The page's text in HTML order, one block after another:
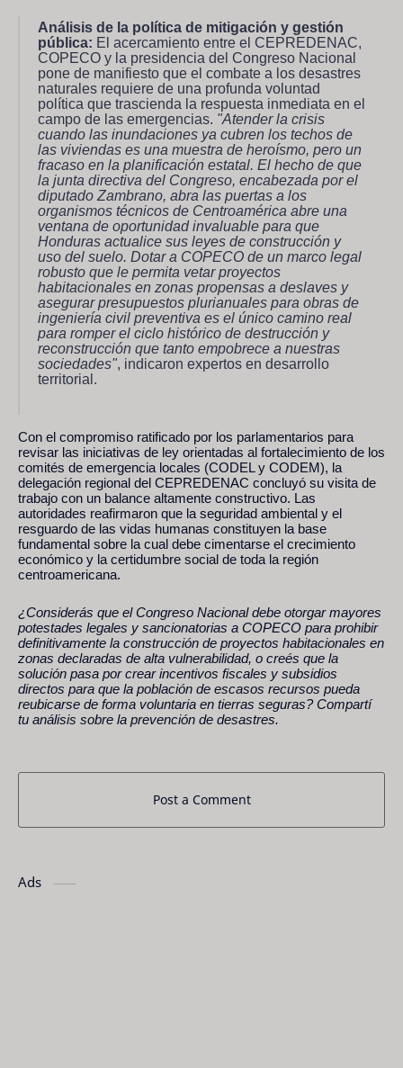
Análisis de la política de mitigación y gestión
pública: El acercamiento entre el CEPREDENAC,
COPECO y la presidencia del Congreso Nacional
pone de manifiesto que el combate a los desastres
naturales requiere de una profunda voluntad
política que trascienda la respuesta inmediata en el
campo de las emergencias. "Atender la crisis
cuando las inundaciones ya cubren los techos de
las viviendas es una muestra de heroísmo, pero un
fracaso en la planificación estatal. El hecho de que
la junta directiva del Congreso, encabezada por el
diputado Zambrano, abra las puertas a los
organismos técnicos de Centroamérica abre una
ventana de oportunidad invaluable para que
Honduras actualice sus leyes de construcción y
uso del suelo. Dotar a COPECO de un marco legal
robusto que le permita vetar proyectos
habitacionales en zonas propensas a deslaves y
asegurar presupuestos plurianuales para obras de
ingeniería civil preventiva es el único camino real
para romper el ciclo histórico de destrucción y
reconstrucción que tanto empobrece a nuestras
sociedades", indicaron expertos en desarrollo
territorial.
Con el compromiso ratificado por los parlamentarios para
revisar las iniciativas de ley orientadas al fortalecimiento de los
comités de emergencia locales (CODEL y CODEM), la
delegación regional del CEPREDENAC concluyó su visita de
trabajo con un balance altamente constructivo. Las
autoridades reafirmaron que la seguridad ambiental y el
resguardo de las vidas humanas constituyen la base
fundamental sobre la cual debe cimentarse el crecimiento
económico y la certidumbre social de toda la región
centroamericana.
¿Considerás que el Congreso Nacional debe otorgar mayores
potestades legales y sancionatorias a COPECO para prohibir
definitivamente la construcción de proyectos habitacionales en
zonas declaradas de alta vulnerabilidad, o creés que la
solución pasa por crear incentivos fiscales y subsidios
directos para que la población de escasos recursos pueda
reubicarse de forma voluntaria en tierras seguras? Compartí
tu análisis sobre la prevención de desastres.
Post a Comment
Ads